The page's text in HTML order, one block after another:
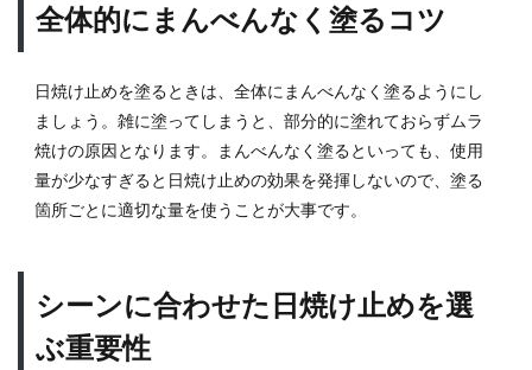
コツ
シー
ンに
合わ
せた
日焼
け止
めを
性
3
紫
外線
全体的にまんべんなく塗るコツ
日焼け止めを塗るときは、全体にまんべんなく塗るようにし
ましょう。雑に塗ってしまうと、部分的に塗れておらずムラ
焼けの原因となります。まんべんなく塗るといっても、使用
量が少なすぎると日焼け止めの効果を発揮しないので、塗る
箇所ごとに適切な量を使うことが大事です。
シーンに合わせた日焼け止めを選
ぶ重要性